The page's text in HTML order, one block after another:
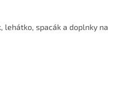
lehátko, spacák a doplnky na